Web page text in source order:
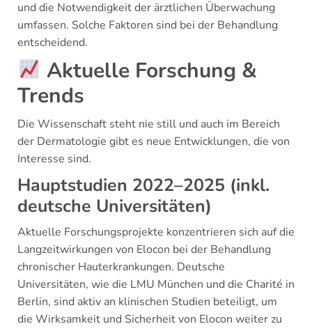
und die Notwendigkeit der ärztlichen Überwachung
umfassen. Solche Faktoren sind bei der Behandlung
entscheidend.
Aktuelle Forschung &
Trends
Die Wissenschaft steht nie still und auch im Bereich
der Dermatologie gibt es neue Entwicklungen, die von
Interesse sind.
Hauptstudien 2022–2025 (inkl.
deutsche Universitäten)
Aktuelle Forschungsprojekte konzentrieren sich auf die
Langzeitwirkungen von Elocon bei der Behandlung
chronischer Hauterkrankungen. Deutsche
Universitäten, wie die LMU München und die Charité in
Berlin, sind aktiv an klinischen Studien beteiligt, um
die Wirksamkeit und Sicherheit von Elocon weiter zu